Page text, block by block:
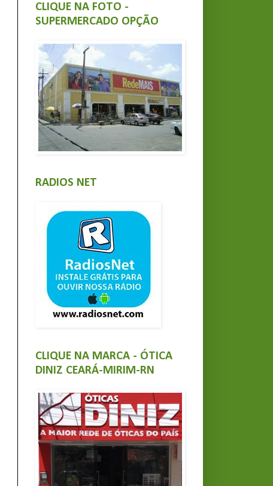
CLIQUE NA FOTO -
SUPERMERCADO OPÇÃO
RADIOS NET
CLIQUE NA MARCA - ÓTICA
DINIZ CEARÁ-MIRIM-RN